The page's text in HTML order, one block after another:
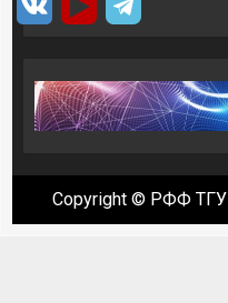
Copyright © РФФ ТГУ